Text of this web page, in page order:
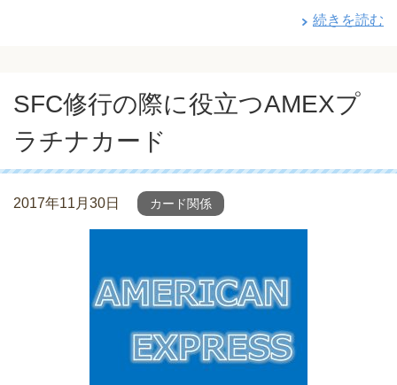
続きを読む
SFC修行の際に役立つAMEXプ
ラチナカード
2017年11月30日 カード関係